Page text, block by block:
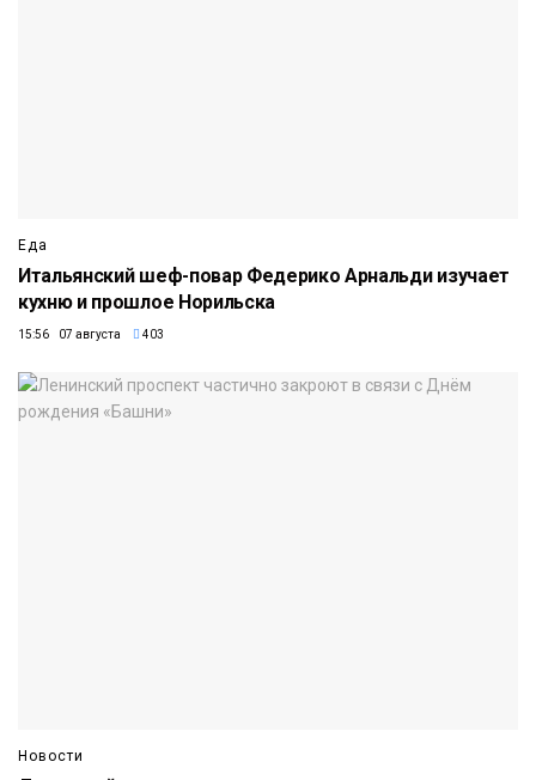
Еда
Итальянский шеф-повар Федерико Арнальди изучает
кухню и прошлое Норильска
15:56 07 августа 403
Новости